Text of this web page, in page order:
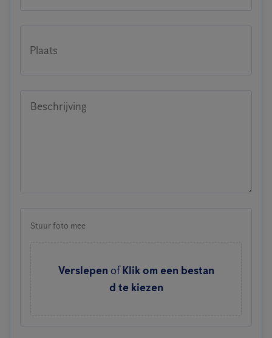
Plaats
Beschrijving
Stuur foto mee
Verslepen of Klik om een bestan
d te kiezen